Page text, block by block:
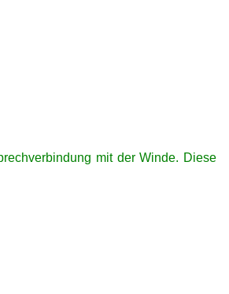
mit der Winde. Diese